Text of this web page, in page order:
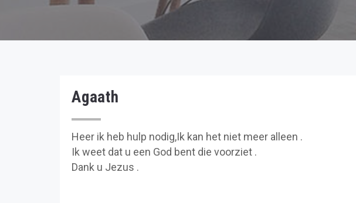
Agaath
Heer ik heb hulp nodig,Ik kan het niet meer alleen .
Ik weet dat u een God bent die voorziet .
Dank u Jezus .